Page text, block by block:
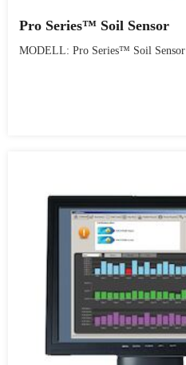
Pro Series™ Soil Sensor
MODELL: Pro Series™ Soil Sensor